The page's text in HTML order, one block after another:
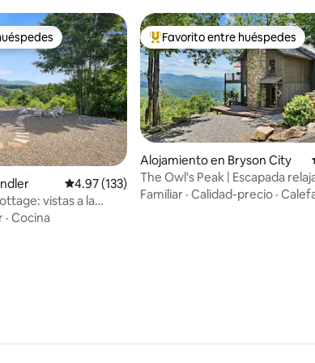
36 reseñas
preferido
Calificación promedio: 4.97 de 5, 133 reseñas
4.97 (133)
vistas a la
privada
· Cocina
Favorito entre huéspedes
Favorito entre huéspedes
Alojamiento en Bryson City
The Owl's Peak | Escapada
Smoky Mountain
Familiar · Calidad-precio ·